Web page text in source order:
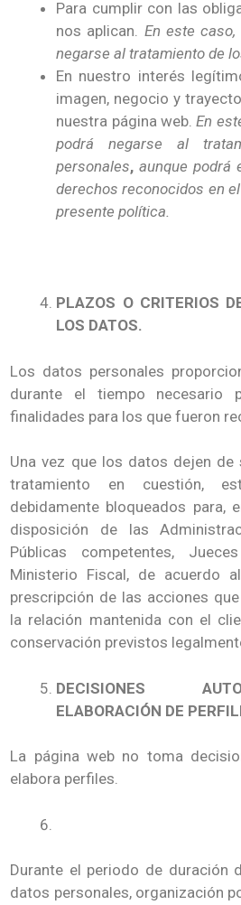
Para cumplir con las
nos aplican. En este
negarse al tratamiento de
En nuestro interés
imagen, negocio y
nuestra página web.En
podrá negarse al
personales,aunque podrá
derechos reconocidos en
presente política.
PLAZOS O CRITERIOS
LOS DATOS.
Los datos personales
durante el tiempo necesario
finalidades para los que fueron
Una vez que los datos dejen de
tratamiento en cuestión,
debidamente bloqueados para,
disposición de las
Públicas competentes,
Ministerio Fiscal, de acuerdo
prescripción de las acciones
la relación mantenida con el
conservación previstos
DECISIONES
ELABORACIÓN DE
La página web no toma
elabora perfiles.
Durante el periodo de duración
datos personales, organización